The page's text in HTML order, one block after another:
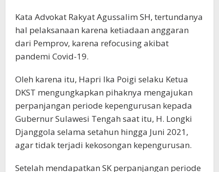
Kata Advokat Rakyat Agussalim SH, tertundanya
hal pelaksanaan karena ketiadaan anggaran
dari Pemprov, karena refocusing akibat
pandemi Covid-19.
Oleh karena itu, Hapri Ika Poigi selaku Ketua
DKST mengungkapkan pihaknya mengajukan
perpanjangan periode kepengurusan kepada
Gubernur Sulawesi Tengah saat itu, H. Longki
Djanggola selama setahun hingga Juni 2021,
agar tidak terjadi kekosongan kepengurusan.
Setelah mendapatkan SK perpanjangan periode